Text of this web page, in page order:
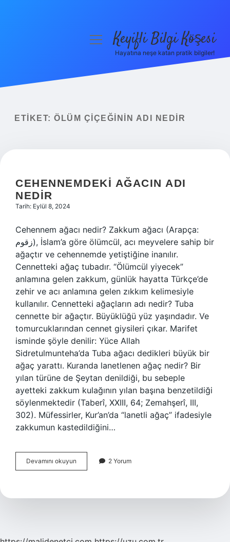
Yasal Uyarı
menüyüKeyifli Bilgi Köşesi
Hayatına neşe katan pratik bilgiler!
ETIKET: ÖLÜM ÇIÇEĞININ ADI NEDIR
CEHENNEMDEKI AĞACIN ADI
NEDIR
Tarih: Eylül 8, 2024
Cehennem ağacı nedir? Zakkum ağacı (Arapça:
زقوم), İslam’a göre ölümcül, acı meyvelere sahip bir
ağaçtır ve cehennemde yetiştiğine inanılır.
Cennetteki ağaç tubadır. “Ölümcül yiyecek”
anlamına gelen zakkum, günlük hayatta Türkçe’de
zehir ve acı anlamına gelen zıkkım kelimesiyle
kullanılır. Cennetteki ağaçların adı nedir? Tuba
cennette bir ağaçtır. Büyüklüğü yüz yaşındadır. Ve
tomurcuklarından cennet giysileri çıkar. Marifet
isminde şöyle denilir: Yüce Allah
Sidretulmunteha’da Tuba ağacı dedikleri büyük bir
ağaç yarattı. Kuranda lanetlenen ağaç nedir? Bir
yılan türüne de Şeytan denildiği, bu sebeple
ayetteki zakkum kulağının yılan başına benzetildiği
söylenmektedir (Taberî, XXIII, 64; Zemahşerî, III,
302). Müfessirler, Kur’an’da “lanetli ağaç” ifadesiyle
zakkumun kastedildiğini…
Devamını okuyun Cehennemdeki
Ağacın
2 Yorum